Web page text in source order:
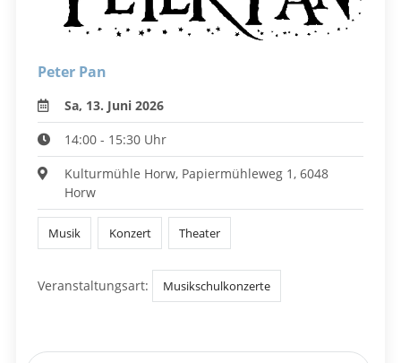
Peter Pan
Sa, 13. Juni 2026
14:00 - 15:30 Uhr
Kulturmühle Horw, Papiermühleweg 1, 6048
Horw
Musik Konzert Theater
Veranstaltungsart: Musikschulkonzerte